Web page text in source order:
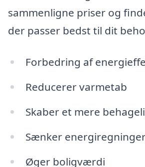
sammenligne priser og
der passer bedst til dit
Forbedring af
Reducerer varmetab
Skaber et mere
Sænker
Øger boligværdi